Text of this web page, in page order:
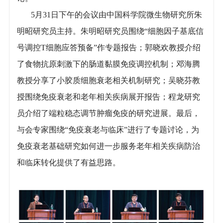
5月31日下午的会议由中国科学院微生物研究所朱
明昭研究员主持。朱明昭研究员围绕“细胞因子基底信
号调控T细胞应答预备”作专题报告；郭晓欢教授介绍
了食物抗原刺激下的肠道黏膜免疫调控机制；邓海腾
教授分享了小胶质细胞衰老相关机制研究；吴晓芬教
授围绕免疫衰老和老年相关疾病展开报告；程龙研究
员介绍了端粒稳态调节肿瘤免疫的研究进展。最后，
与会专家围绕“免疫衰老与临床”进行了专题讨论，为
免疫衰老基础研究如何进一步服务老年相关疾病防治
和临床转化提供了有益思路。